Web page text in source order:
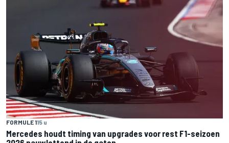
FORMULE 115 u
Mercedes houdt timing van upgrades voor rest F1-seizoen